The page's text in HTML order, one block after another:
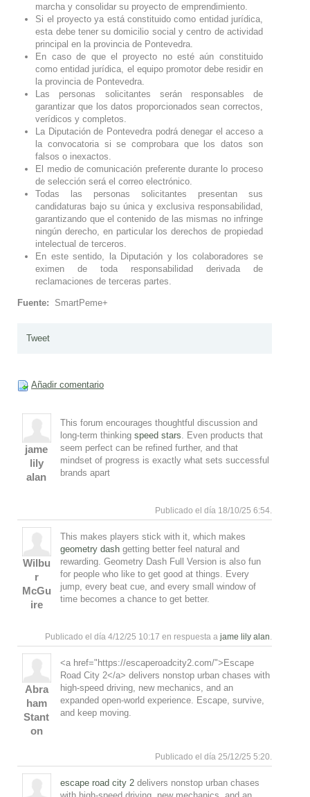
marcha y consolidar su proyecto de emprendimiento.
Si el proyecto ya está constituido como entidad jurídica,
esta debe tener su domicilio social y centro de actividad
principal en la provincia de Pontevedra.
En caso de que el proyecto no esté aún constituido
como entidad jurídica, el equipo promotor debe residir en
la provincia de Pontevedra.
Las personas solicitantes serán responsables de
garantizar que los datos proporcionados sean correctos,
verídicos y completos.
La Diputación de Pontevedra podrá denegar el acceso a
la convocatoria si se comprobara que los datos son
falsos o inexactos.
El medio de comunicación preferente durante lo proceso
de selección será el correo electrónico.
Todas las personas solicitantes presentan sus
candidaturas bajo su única y exclusiva responsabilidad,
garantizando que el contenido de las mismas no infringe
ningún derecho, en particular los derechos de propiedad
intelectual de terceros.
En este sentido, la Diputación y los colaboradores se
eximen de toda responsabilidad derivada de
reclamaciones de terceras partes.
Fuente: SmartPeme+
Tweet
Añadir comentario
jame
lily
alan
This forum encourages thoughtful discussion and
long-term thinking speed stars . Even products that
seem perfect can be refined further, and that
mindset of progress is exactly what sets successful
brands apart
Publicado el día 18/10/25 6:54.
Wilbu
r
McGu
ire
This makes players stick with it, which makes
geometry dashgetting better feel natural and
rewarding. Geometry Dash Full Version is also fun
for people who like to get good at things. Every
jump, every beat cue, and every small window of
time becomes a chance to get better.
Publicado el día 4/12/25 10:17 en respuesta a jame lily alan
Abra
ham
Stant
on
<a href="https://escaperoadcity2.com/">Escape
Road City 2</a> delivers nonstop urban chases with
high-speed driving, new mechanics, and an
expanded open-world experience. Escape, survive,
and keep moving.
Publicado el día 25/12/25 5:20.
escape road city 2delivers nonstop urban chases